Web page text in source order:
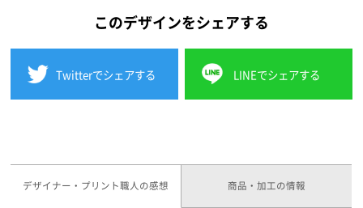
このデザインをシェアする
Twitterでシェアする LINEでシェアする
デザイナー・プリント職人の感想 商品・加工の情報